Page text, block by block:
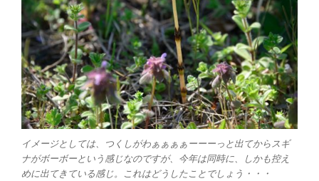
イメージとしては、つくしがわぁぁぁぁーーーっと出てからスギ
ナがボーボーという感じなのですが、今年は同時に、しかも控え
めに出てきている感じ。これはどうしたことでしょう・・・